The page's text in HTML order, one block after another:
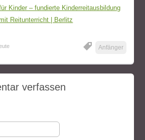
Kinder – fundierte Kinderreitausbildung
Reitunterricht | Berlitz
Anfänger
verfassen